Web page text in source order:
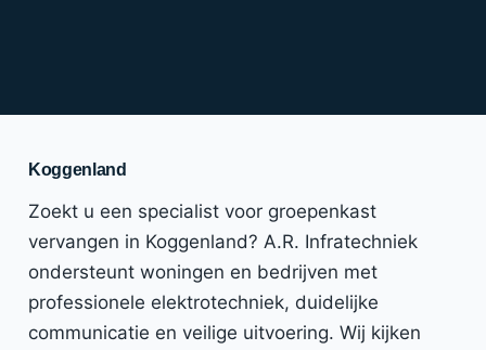
Koggenland
Zoekt u een specialist voor groepenkast
vervangen in Koggenland? A.R. Infratechniek
ondersteunt woningen en bedrijven met
professionele elektrotechniek, duidelijke
communicatie en veilige uitvoering. Wij kijken